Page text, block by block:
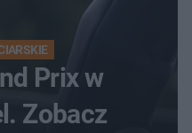
Prix w
Zobacz